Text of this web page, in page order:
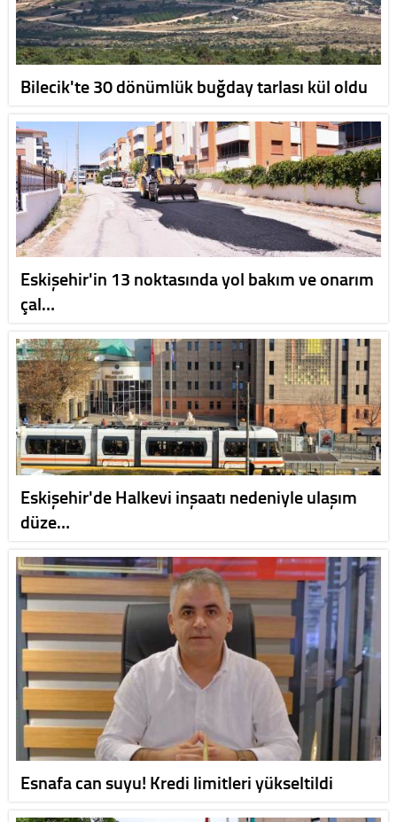
Bilecik'te 30 dönümlük buğday tarlası kül oldu
Eskişehir'in 13 noktasında yol bakım ve onarım
çal…
Eskişehir'de Halkevi inşaatı nedeniyle ulaşım
düze…
Esnafa can suyu! Kredi limitleri yükseltildi